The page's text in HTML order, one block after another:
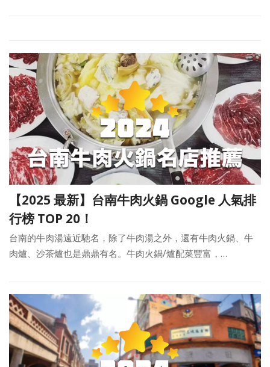
【2025 最新】台南牛肉火鍋 Google 人氣排
行榜 TOP 20！
台南的牛肉湯遠近馳名，除了牛肉湯之外，還有牛肉火鍋、牛
肉爐、沙茶爐也是鼎鼎有名。牛肉火鍋/爐配菜豐富，…